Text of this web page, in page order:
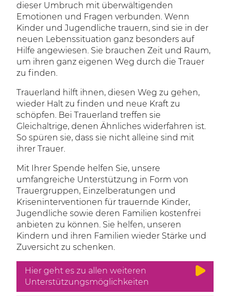
dieser Umbruch mit überwältigenden
Emotionen und Fragen verbunden. Wenn
Kinder und Jugendliche trauern, sind sie in der
neuen Lebenssituation ganz besonders auf
Hilfe angewiesen. Sie brauchen Zeit und Raum,
um ihren ganz eigenen Weg durch die Trauer
zu finden.
Trauerland hilft ihnen, diesen Weg zu gehen,
wieder Halt zu finden und neue Kraft zu
schöpfen. Bei Trauerland treffen sie
Gleichaltrige, denen Ähnliches widerfahren ist.
So spüren sie, dass sie nicht alleine sind mit
ihrer Trauer.
Mit Ihrer Spende helfen Sie, unsere
umfangreiche Unterstützung in Form von
Trauergruppen, Einzelberatungen und
Kriseninterventionen für trauernde Kinder,
Jugendliche sowie deren Familien kostenfrei
anbieten zu können. Sie helfen, unseren
Kindern und ihren Familien wieder Stärke und
Zuversicht zu schenken.
Hier geht es zu allen weiteren
Unterstützungsmöglichkeiten